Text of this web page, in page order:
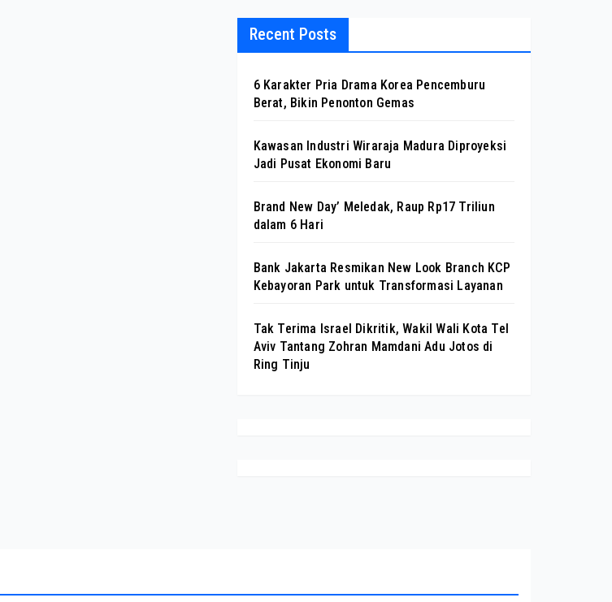
Recent Posts
6 Karakter Pria Drama Korea Pencemburu
Berat, Bikin Penonton Gemas
Kawasan Industri Wiraraja Madura Diproyeksi
Jadi Pusat Ekonomi Baru
Brand New Day’ Meledak, Raup Rp17 Triliun
dalam 6 Hari
Bank Jakarta Resmikan New Look Branch KCP
Kebayoran Park untuk Transformasi Layanan
Tak Terima Israel Dikritik, Wakil Wali Kota Tel
Aviv Tantang Zohran Mamdani Adu Jotos di
Ring Tinju